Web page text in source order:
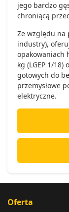
jego bardzo
chroniącą
Ze względu na
industry),
opakowaniach
kg (LGEP 1/18)
gotowych do
przemysłowe
elektryczne.
Oferta